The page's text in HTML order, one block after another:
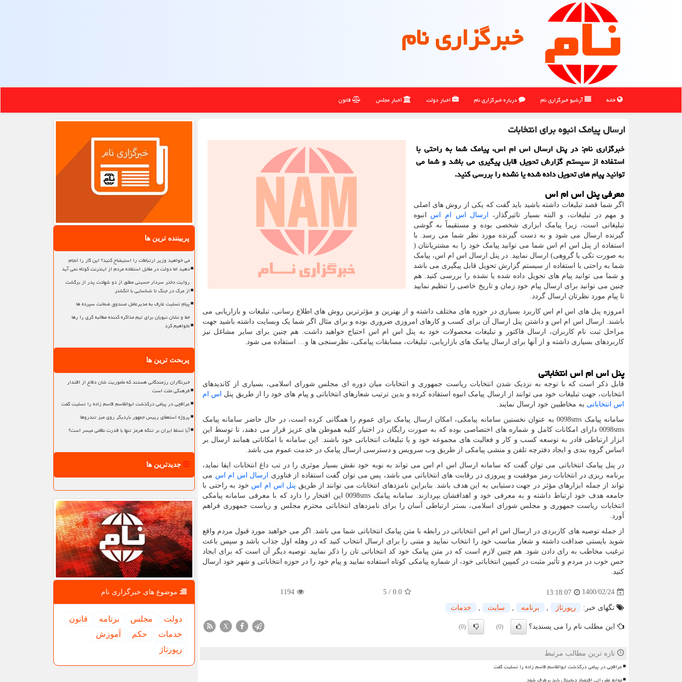
خبرگزاری نام
خانه آرشیو خبرگزاری نام درباره خبرگزاری نام اخبار دولت اخبار مجلس قانون
ارسال پیامك انبوه برای انتخابات
خبرگزاری نام: در پنل ارسال اس ام اس، پیامك شما به راحتی با
استفاده از سیستم گزارش تحویل قابل پیگیری می باشد و شما می
توانید پیام های تحویل داده شده یا نشده را بررسی كنید.
معرفی پنل اس ام اس
اگر شما قصد تبلیغات داشته باشید باید گفت که یکی از روش های اصلی
و مهم در تبلیغات، و البته بسیار تاثیرگذار،
ارسال اس ام اس انبوه
تبلیغاتی است، زیرا پیامک ابزاری شخصی بوده و مستقیماً به گوشی
گیرنده ارسال می شود و به دست گیرنده مورد نظر شما می رسد. با
استفاده از پنل اس ام اس شما می توانید پیامک خود را به مشتریانتان (
به صورت تکی یا گروهی) ارسال نمایید. در پنل ارسال اس ام اس، پیامک
شما به راحتی با استفاده از سیستم گزارش تحویل قابل پیگیری می باشد
و شما می توانید پیام های تحویل داده شده یا نشده را بررسی کنید. هم
چنین می توانید برای ارسال پیام خود زمان و تاریخ خاصی را تنظیم نمایید
تا پیام مورد نظرتان ارسال گردد.
امروزه پنل های اس ام اس کاربرد بسیاری در حوزه های مختلف داشته و از بهترین و مؤثرترین روش های اطلاع رسانی، تبلیغات و بازاریابی می
باشند. ارسال اس ام اس و داشتن پنل ارسال آن برای کسب و کارهای امروزی ضروری بوده و برای مثال اگر شما یک وبسایت داشته باشید جهت
مراحل ثبت نام کاربران، ارسال فاکتور و تبلیغات محصولات خود به پنل اس ام اس احتیاج خواهید داشت. هم چنین برای سایر مشاغل نیز
کاربردهای بسیاری داشته و از آنها برای ارسال پیامک های بازاریابی، تبلیغات، مسابقات پیامکی، نظرسنجی ها و… استفاده می شود.
پنل اس ام اس انتخاباتی
قابل ذکر است که با توجه به نزدیک شدن انتخابات ریاست جمهوری و انتخابات میان دوره ای مجلس شورای اسلامی، بسیاری از کاندیدهای
انتخابات، جهت تبلیغات خود می توانند از ارسال پیامک انبوه استفاده کرده و بدین ترتیب شعارهای انتخاباتی و پیام های خود را از طریق پنل
اس ام
اس انتخاباتی به مخاطبین خود ارسال نمایند.
سامانه پیامک 0098smsبه عنوان نخستین سامانه پیامکی، امکان ارسال پیامک برای عموم را همگانی کرده است، در حال حاضر سامانه پیامک
0098sms دارای امکانات کامل و شماره های اختصاصی بوده که به صورت رایگان در اختیار کلیه هموطن های عزیز قرار می دهند، تا توسط این
ابزار ارتباطی قادر به توسعه کسب و کار و فعالیت های مجموعه خود و یا تبلیغات انتخاباتی خود باشند. این سامانه با امکاناتی همانند ارسال بر
اساس گروه بندی و ایجاد دفترچه تلفن و منشی پیامکی از طریق وب سرویس و دسترسی ارسال پیامک در خدمت عموم می باشد.
در پنل پیامک انتخاباتی می توان گفت که سامانه ارسال اس ام اس می تواند به نوبه خود نقش بسیار موثری را در تب داغ انتخابات ایفا نماید،
برنامه ریزی در انتخابات رمز موفقیت و پیروزی در رقابت های انتخاباتی می باشد، پس می توان گفت استفاده از فناوری
ارسال اس ام اس می
تواند از جمله ابزارهای مؤثر در جهت دستیابی به این هدف باشد. بنابراین نامزدهای انتخابات می توانند از طریق پنل اس ام اس خود به راحتی با
جامعه هدف خود ارتباط داشته و به معرفی خود و اهدافشان بپردازند. سامانه پیامک 0098smsاین افتخار را دارد که با معرفی سامانه پیامکی
انتخابات ریاست جمهوری و مجلس شورای اسلامی، بستر ارتباطی آسان را برای نامزدهای انتخاباتی محترم مجلس و ریاست جمهوری فراهم
آورد.
از جمله توصیه های کاربردی در ارسال اس ام اس انتخاباتی در رابطه با متن پیامک انتخاباتی شما می باشد. اگر می خواهید مورد قبول مردم واقع
شوید بایستی صداقت داشته و شعار مناسب خود را انتخاب نمایید و متنی را برای ارسال انتخاب کنید که در وهله اول جذاب باشد و سپس باعث
ترغیب مخاطب به رای دادن شود. هم چنین لازم است که در متن پیامک خود کد انتخاباتی تان را ذکر نمایید. توصیه دیگر آن است که برای ایجاد
حس خوب در مردم و تأثیر مثبت در کمپین انتخاباتی خود، از شماره پیامکی کوتاه استفاده نمایید و پیام خود را در حوزه انتخاباتی و شهر خود ارسال
کنید.
1400/02/24
13:18:07
0.0
/
5
1194
تگهای خبر: رپورتاژ برنامه سایت خدمات
این مطلب نام را می پسندید؟ (0)
(0)
X
تازه ترین مطالب مرتبط
عراقچی در پیامی درگذشت ابوالقاسم قاسم زاده را تسلیت گفت
موانع مقرراتی اقتصاد دیجیتال باید برطرف شود
پربیننده ترین ها
می خواهید وزیر ارتباطات را استیضاح کنید؟ این کار را انجام
دهید اما دولت در مقابل استفاده مردم از اینترنت کوتاه نمی آید
روایت دختر سردار حسینی مطلق از دو شهادت پدر از برگشت
از مرگ در جنگ تا شناسایی با انگشتر
پیام تسلیت عارف به مدیرعامل صندوق ضمانت سپرده ها
خط و نشان نبویان برای تیم مذاکره کننده مطالبه گری را رها
نخواهیم کرد
پربحث ترین ها
خبرنگاران رزمندگانی هستند که مأموریت شان دفاع از اقتدار
فرهنگی ملت است
عراقچی در پیامی درگذشت ابوالقاسم قاسم زاده را تسلیت گفت
پروژه استعفای رییس جمهور باردیگر روی میز تندروها
آیا تسلط ایران بر تنگه هرمز تنها با قدرت نظامی میسر است؟
جدیدترین ها
موضوع های خبرگزاری نام
دولت مجلس برنامه
قانون
خدمات
حكم
آموزش
رپورتاژ